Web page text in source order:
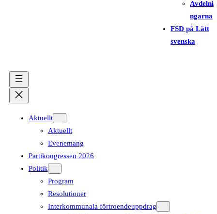
Avdelni
ngarna
FSD på Lätt
svenska
Aktuellt
Aktuellt
Evenemang
Partikongressen 2026
Politik
Program
Resolutioner
Interkommunala förtroendeuppdrag